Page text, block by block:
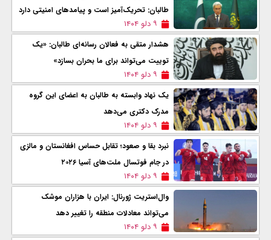
طالبان: تحریک‌آمیز است و پیامدهای امنیتی دارد
۹ دلو ۱۴۰۴
هشدار متقی به فعالان رسانه‌ای طالبان: «یک
توییت می‌تواند برای ما بحران بسازد»
۹ دلو ۱۴۰۴
یک نهاد وابسته به طالبان به اعضای این گروه
مدرک دکتری می‌دهد
۹ دلو ۱۴۰۴
نبرد بقا و صعود؛ تقابل حساس افغانستان و مالزی
در جام فوتسال ملت‌های آسیا ۲۰۲۶
۹ دلو ۱۴۰۴
وال‌استریت ژورنال: ایران با هزاران موشک
می‌تواند معادلات منطقه را تغییر دهد
۹ دلو ۱۴۰۴